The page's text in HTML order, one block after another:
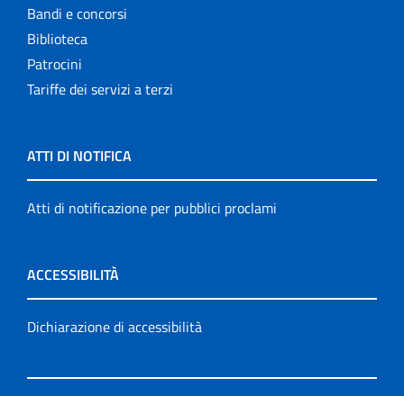
Bandi e concorsi
Biblioteca
Patrocini
Tariffe dei servizi a terzi
ATTI DI NOTIFICA
Atti di notificazione per pubblici proclami
ACCESSIBILITÀ
Dichiarazione di accessibilità